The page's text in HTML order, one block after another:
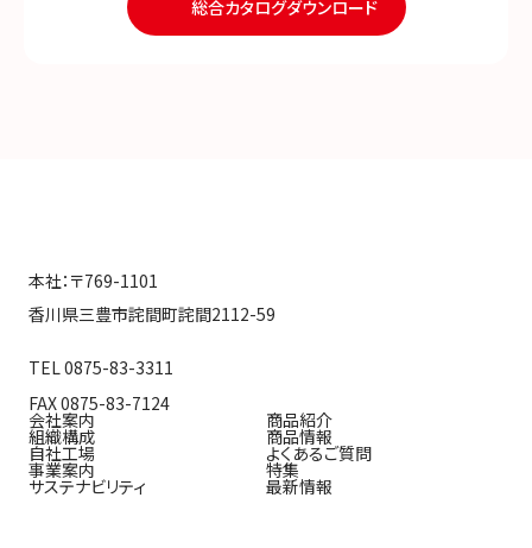
総合カタログダウンロード
本社：〒769-1101
香川県三豊市詫間町詫間2112-59
TEL 0875-83-3311
FAX 0875-83-7124
会社案内
組織構成
自社工場
事業案内
サステナビリティ
商品紹介
商品情報
よくあるご質問
特集
最新情報